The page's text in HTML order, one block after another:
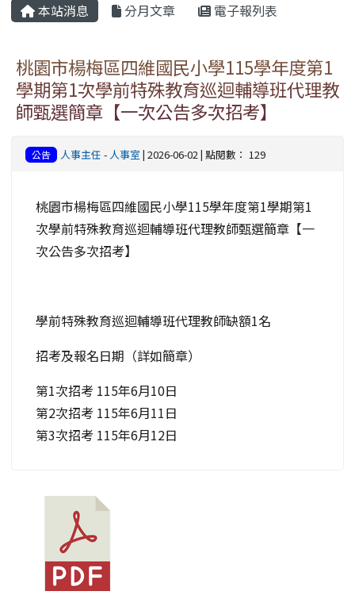
本站消息 分月文章 電子報列表
桃園市楊梅區四維國民小學115學年度第1
學期第1次學前特殊教育巡迴輔導班代理教
師甄選簡章【一次公告多次招考】
公告 人事主任 - 人事室 | 2026-06-02 | 點閱數： 129
桃園市楊梅區四維國民小學115學年度第1學期第1
次學前特殊教育巡迴輔導班代理教師甄選簡章【一
次公告多次招考】
學前特殊教育巡迴輔導班代理教師缺額1名
招考及報名日期（詳如簡章）
第1次招考 115年6月10日
第2次招考 115年6月11日
第3次招考 115年6月12日